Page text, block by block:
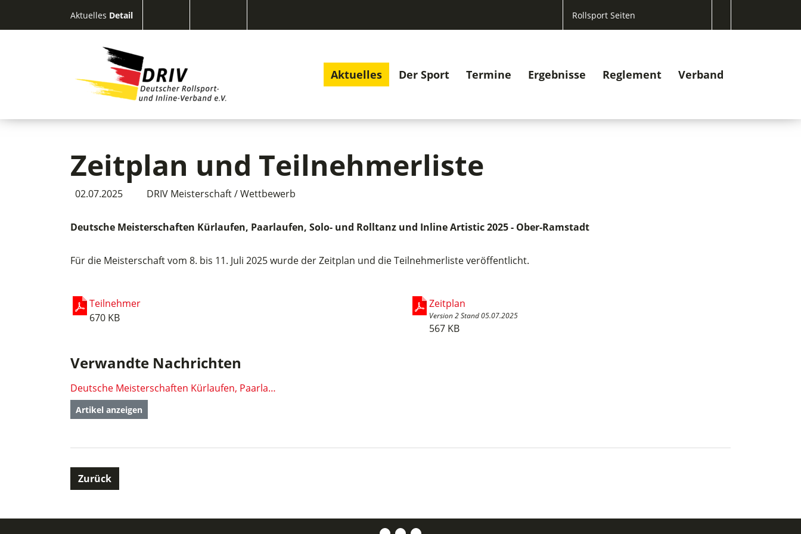
Aktuelles Detail Rollsport Seiten
Aktuelles Der Sport Termine Ergebnisse Reglement Verband
Zeitplan und Teilnehmerliste
02.07.2025 DRIV Meisterschaft / Wettbewerb
Deutsche Meisterschaften Kürlaufen, Paarlaufen, Solo- und Rolltanz und Inline Artistic 2025 - Ober-Ramstadt
Für die Meisterschaft vom 8. bis 11. Juli 2025 wurde der Zeitplan und die Teilnehmerliste veröffentlicht.
Teilnehmer
670 KB
Zeitplan
Version 2 Stand 05.07.2025
567 KB
Verwandte Nachrichten
Deutsche Meisterschaften Kürlaufen, Paarlaufen, Solo- und Rolltanz und Inline Artistic 2025 - Ober-Ramstadt
Artikel anzeigen
Zurück